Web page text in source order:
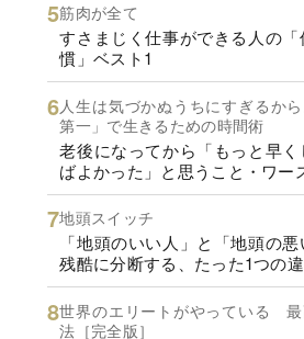
筋肉が全て
すさまじく仕事ができる人の「
慣」ベスト1
人生は気づかぬうちにすぎるか
第一」で生きるための時間術
老後になってから「もっと早く
ばよかった」と思うこと・ワー
地頭スイッチ
「地頭のいい人」と「地頭の
残酷に分断する、たった1つの違
世界のエリートがやっている 最
法［完全版］